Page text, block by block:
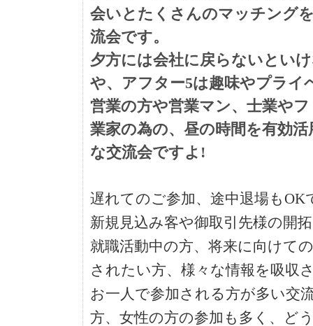
会いとたくさんのマッチング
流会です。
夕方には会社に戻らないとい
や、アフター5は趣味やプライ
営業の方や営業マン、士業や
業家の為の、昼の時間を有効
な交流会ですよ!
遅れてのご参加、途中退場もOK
新規見込み客や御取引先様の開
就職活動中の方、将来に向けて
されたい方、様々な情報を吸収
お一人で参加される方が多い交
方、女性の方の参加も多く、ど